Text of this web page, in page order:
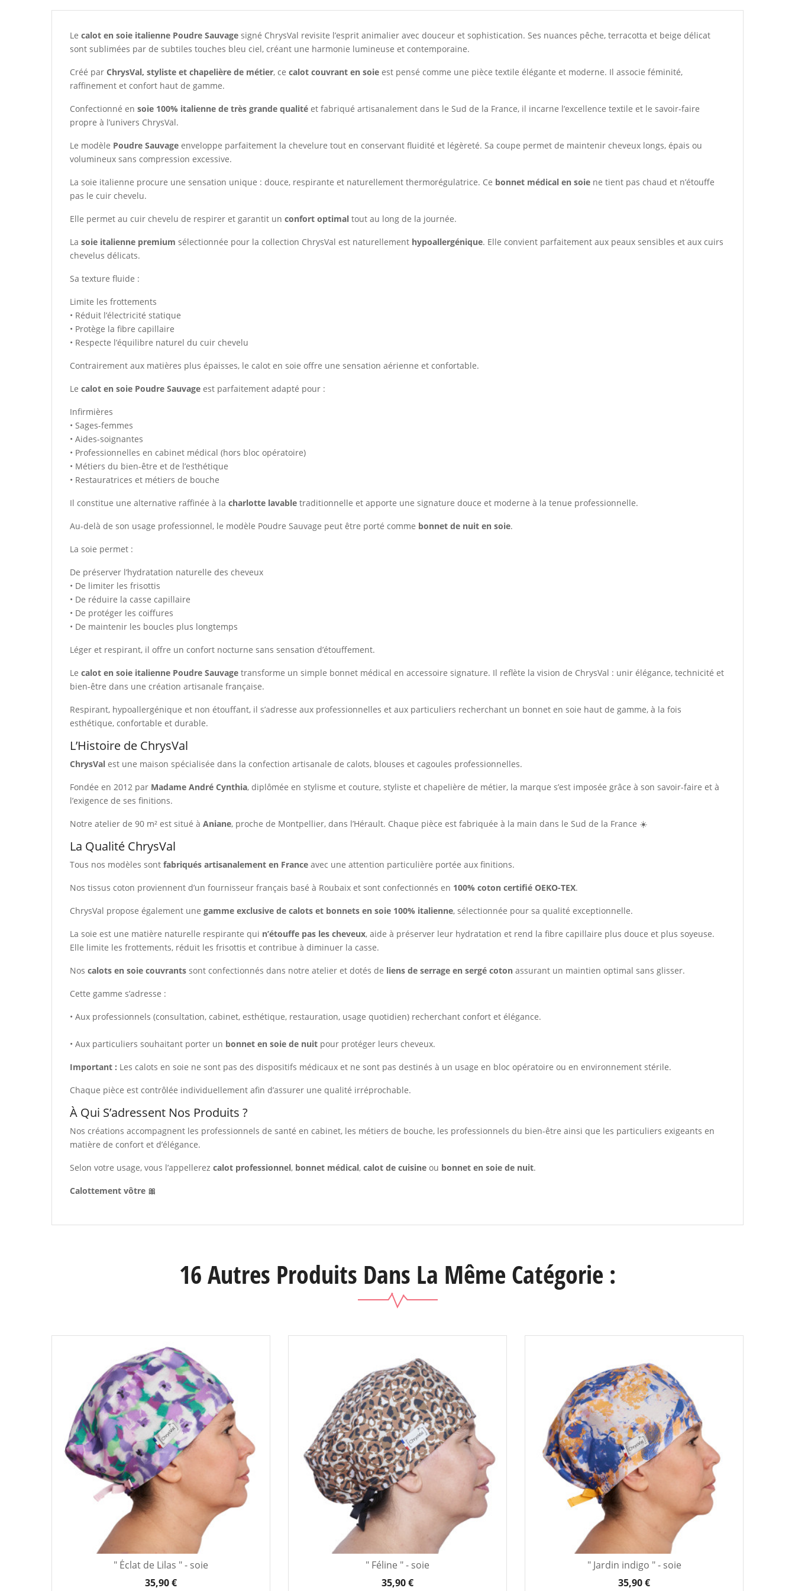
Le calot en soie italienne Poudre Sauvage signé ChrysVal revisite l’esprit animalier avec douceur et sophistication. Ses nuances pêche, terracotta et beige délicat
sont sublimées par de subtiles touches bleu ciel, créant une harmonie lumineuse et contemporaine.
Créé par ChrysVal, styliste et chapelière de métier, ce calot couvrant en soie est pensé comme une pièce textile élégante et moderne. Il associe féminité,
raffinement et confort haut de gamme.
Confectionné en soie 100% italienne de très grande qualité et fabriqué artisanalement dans le Sud de la France, il incarne l’excellence textile et le savoir-faire
propre à l’univers ChrysVal.
Le modèle Poudre Sauvage enveloppe parfaitement la chevelure tout en conservant fluidité et légèreté. Sa coupe permet de maintenir cheveux longs, épais ou
volumineux sans compression excessive.
La soie italienne procure une sensation unique : douce, respirante et naturellement thermorégulatrice. Ce bonnet médical en soie ne tient pas chaud et n’étouffe
pas le cuir chevelu.
Elle permet au cuir chevelu de respirer et garantit un confort optimal tout au long de la journée.
La soie italienne premium sélectionnée pour la collection ChrysVal est naturellement hypoallergénique. Elle convient parfaitement aux peaux sensibles et aux cuirs
chevelus délicats.
Sa texture fluide :
Limite les frottements
• Réduit l’électricité statique
• Protège la fibre capillaire
• Respecte l’équilibre naturel du cuir chevelu
Contrairement aux matières plus épaisses, le calot en soie offre une sensation aérienne et confortable.
Le calot en soie Poudre Sauvage est parfaitement adapté pour :
Infirmières
• Sages-femmes
• Aides-soignantes
• Professionnelles en cabinet médical (hors bloc opératoire)
• Métiers du bien-être et de l’esthétique
• Restauratrices et métiers de bouche
Il constitue une alternative raffinée à la charlotte lavable traditionnelle et apporte une signature douce et moderne à la tenue professionnelle.
Au-delà de son usage professionnel, le modèle Poudre Sauvage peut être porté comme bonnet de nuit en soie.
La soie permet :
De préserver l’hydratation naturelle des cheveux
• De limiter les frisottis
• De réduire la casse capillaire
• De protéger les coiffures
• De maintenir les boucles plus longtemps
Léger et respirant, il offre un confort nocturne sans sensation d’étouffement.
Le calot en soie italienne Poudre Sauvage transforme un simple bonnet médical en accessoire signature. Il reflète la vision de ChrysVal : unir élégance, technicité et
bien-être dans une création artisanale française.
Respirant, hypoallergénique et non étouffant, il s’adresse aux professionnelles et aux particuliers recherchant un bonnet en soie haut de gamme, à la fois
esthétique, confortable et durable.
L’Histoire de ChrysVal
ChrysVal est une maison spécialisée dans la confection artisanale de calots, blouses et cagoules professionnelles.
Fondée en 2012 par Madame André Cynthia, diplômée en stylisme et couture, styliste et chapelière de métier, la marque s’est imposée grâce à son savoir-faire et à
l’exigence de ses finitions.
Notre atelier de 90 m² est situé à Aniane, proche de Montpellier, dans l’Hérault. Chaque pièce est fabriquée à la main dans le Sud de la France ☀️
La Qualité ChrysVal
Tous nos modèles sont fabriqués artisanalement en France avec une attention particulière portée aux finitions.
Nos tissus coton proviennent d’un fournisseur français basé à Roubaix et sont confectionnés en 100% coton certifié OEKO-TEX.
ChrysVal propose également une gamme exclusive de calots et bonnets en soie 100% italienne, sélectionnée pour sa qualité exceptionnelle.
La soie est une matière naturelle respirante qui n’étouffe pas les cheveux, aide à préserver leur hydratation et rend la fibre capillaire plus douce et plus soyeuse.
Elle limite les frottements, réduit les frisottis et contribue à diminuer la casse.
Nos calots en soie couvrants sont confectionnés dans notre atelier et dotés de liens de serrage en sergé coton assurant un maintien optimal sans glisser.
Cette gamme s’adresse :
• Aux professionnels (consultation, cabinet, esthétique, restauration, usage quotidien) recherchant confort et élégance.
• Aux particuliers souhaitant porter un bonnet en soie de nuit pour protéger leurs cheveux.
Important : Les calots en soie ne sont pas des dispositifs médicaux et ne sont pas destinés à un usage en bloc opératoire ou en environnement stérile.
Chaque pièce est contrôlée individuellement afin d’assurer une qualité irréprochable.
À Qui S’adressent Nos Produits ?
Nos créations accompagnent les professionnels de santé en cabinet, les métiers de bouche, les professionnels du bien-être ainsi que les particuliers exigeants en
matière de confort et d’élégance.
Selon votre usage, vous l’appellerez calot professionnel, bonnet médical, calot de cuisine ou bonnet en soie de nuit.
Calottement vôtre 🎀
16 Autres Produits Dans La Même Catégorie :
" Éclat de Lilas " - soie
35,90 €
" Féline " - soie
35,90 €
" Jardin indigo " - soie
35,90 €